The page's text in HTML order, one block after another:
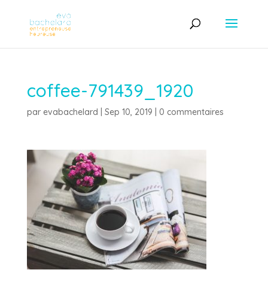
coffee-791439_1920
par evabachelard Sep 10, 2019 0 commentaires